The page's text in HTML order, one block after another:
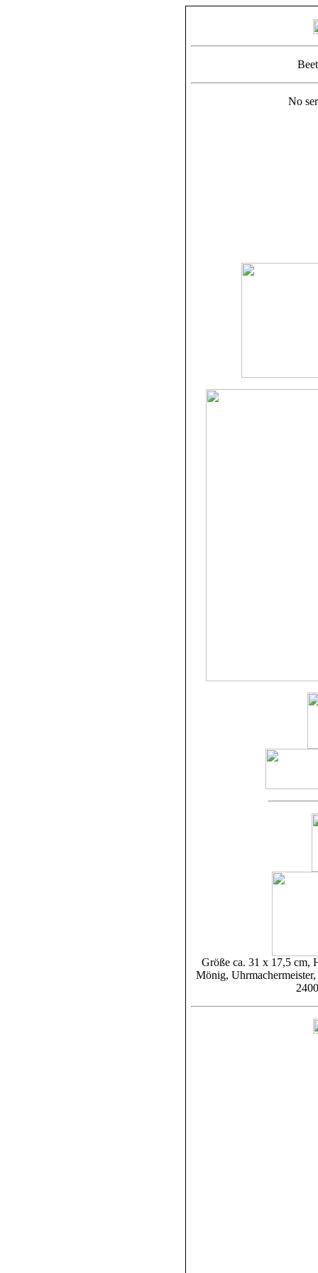
No
Größe ca. 31 x 17,5 cm,
Mönig,